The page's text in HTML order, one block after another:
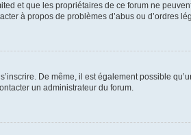
et que les propriétaires de ce forum ne
à propos de problèmes d’abus ou d’ordres
De même, il est également possible
un administrateur du forum.